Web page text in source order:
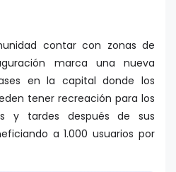
contar con zonas de
marca una nueva
en la capital donde los
tener recreación para los
y tardes después de sus
a 1.000 usuarios por